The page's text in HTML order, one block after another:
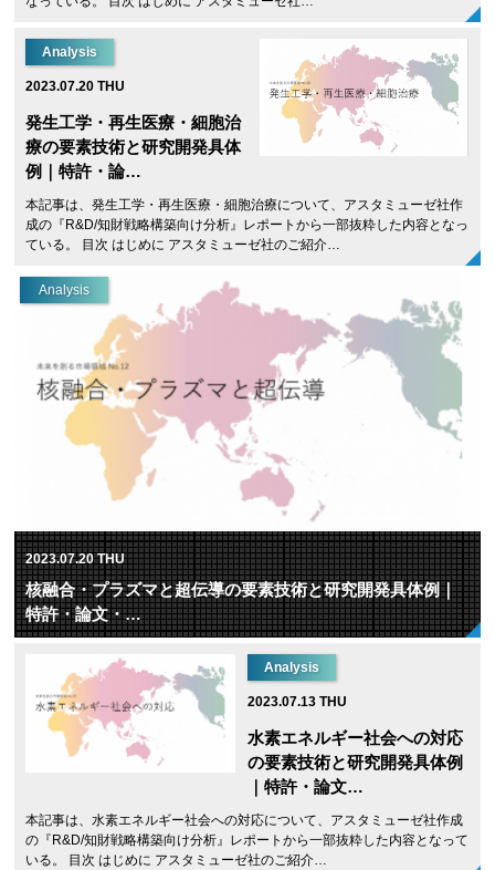
Analysis
2023.07.20 THU
発生工学・再生医療・細胞治
療の要素技術と研究開発具体
例｜特許・論…
本記事は、発生工学・再生医療・細胞治療について、アスタミューゼ社作
成の『R&D/知財戦略構築向け分析』レポートから一部抜粋した内容となっ
ている。 目次 はじめに アスタミューゼ社のご紹介…
Analysis
2023.07.20 THU
核融合・プラズマと超伝導の要素技術と研究開発具体例｜
特許・論文・…
Analysis
2023.07.13 THU
水素エネルギー社会への対応
の要素技術と研究開発具体例
｜特許・論文…
本記事は、水素エネルギー社会への対応について、アスタミューゼ社作成
の『R&D/知財戦略構築向け分析』レポートから一部抜粋した内容となって
いる。 目次 はじめに アスタミューゼ社のご紹介…